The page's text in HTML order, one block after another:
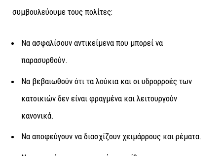
συμβουλεύουμε τους πολίτες:
Να ασφαλίσουν αντικείμενα που μπορεί να
παρασυρθούν.
Να βεβαιωθούν ότι τα λούκια και οι υδρορροές των
κατοικιών δεν είναι φραγμένα και λειτουργούν
κανονικά.
Να αποφεύγουν να διασχίζουν χειμάρρους και ρέματα.